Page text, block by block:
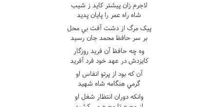
لاجرم زان پيشتر کايد ز شيب
شاه راه عمر را پايان پديد
پيک مرگ از دشت آفت بي محل
بر سر حافظ محمد جان رسيد
وه چه حافظ آن فريد روزگار
کايزدش در عهد خود فرد آفريد
آن که بود از پرتو انفاس او
گرمي هنگامه شاه شهيد
وانکه دوران انتظار شغل او